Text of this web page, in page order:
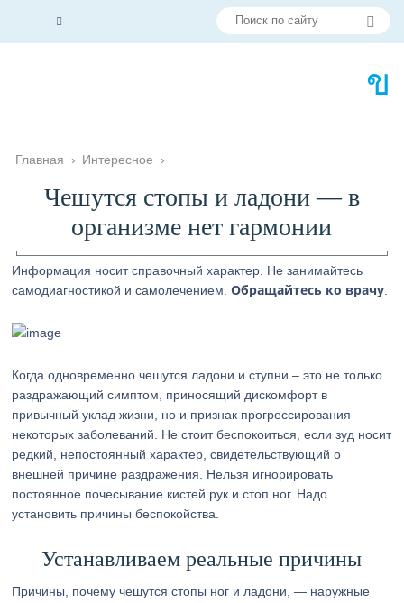
Главная › Интересное ›
Чешутся стопы и ладони — в
организме нет гармонии
Информация носит справочный характер. Не занимайтесь
самодиагностикой и самолечением.Обращайтесь ко врачу
Когда одновременно чешутся ладони и ступни – это не только
раздражающий симптом, приносящий дискомфорт в
привычный уклад жизни, но и признак прогрессирования
некоторых заболеваний. Не стоит беспокоиться, если зуд носит
редкий, непостоянный характер, свидетельствующий о
внешней причине раздражения. Нельзя игнорировать
постоянное почесывание кистей рук и стоп ног. Надо
установить причины беспокойства.
Устанавливаем реальные причины
Причины, почему чешутся стопы ног и ладони, — наружные